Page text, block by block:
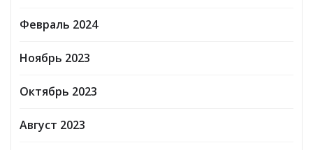
Февраль 2024
Ноябрь 2023
Октябрь 2023
Август 2023